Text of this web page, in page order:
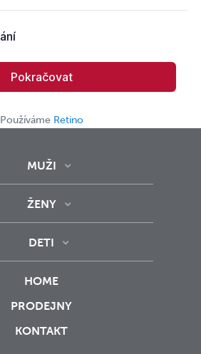
Používáme Retino
MUŽI
ŽENY
DETI
HOME
PRODEJNY
KONTAKT